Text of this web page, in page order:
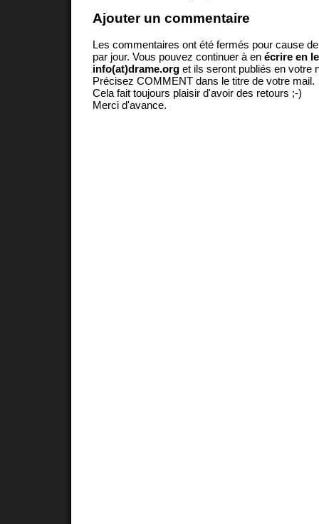
Ajouter un commentaire
Les commentaires ont été fermés pour cause
par jour. Vous pouvez continuer à en écrire en
info(at)drame.org et ils seront publiés en votre
Précisez COMMENT dans le titre de votre mail.
Cela fait toujours plaisir d'avoir des retours ;-)
Merci d'avance.